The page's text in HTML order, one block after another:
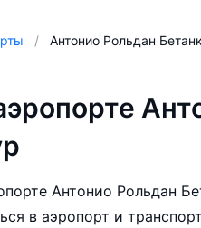
Антонио Рольдан
Антонио Рольдан
в аэропорт и